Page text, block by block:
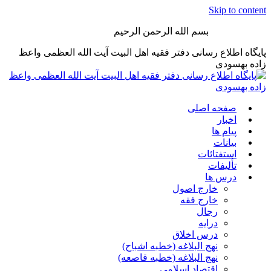
Skip to content
بسم الله الرحمن الرحیم
پایگاه اطلاع رسانی دفتر فقیه اهل البیت آیت الله العظمی واعظ
زاده بهسودی
صفحه اصلی
اخبار
پیام ها
بیانات
استفتائات
تألیفات
درس ها
خارج اصول
خارج فقه
رجال
درایه
درس اخلاق
نهج البلاغه (خطبه اشباح)
نهج البلاغه (خطبه قاصعه)
اقتصاد اسلامی